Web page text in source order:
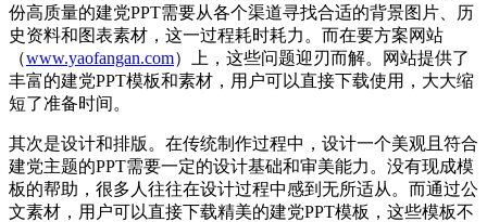
份高质量的建党PPT需要从各个渠道寻找合适的背景图片、历
史资料和图表素材，这一过程耗时耗力。而在要方案网站
（www.yaofangan.com）上，这些问题迎刃而解。网站提供了
丰富的建党PPT模板和素材，用户可以直接下载使用，大大缩
短了准备时间。
其次是设计和排版。在传统制作过程中，设计一个美观且符合
建党主题的PPT需要一定的设计基础和审美能力。没有现成模
板的帮助，很多人往往在设计过程中感到无所适从。而通过公
文素材，用户可以直接下载精美的建党PPT模板，这些模板不